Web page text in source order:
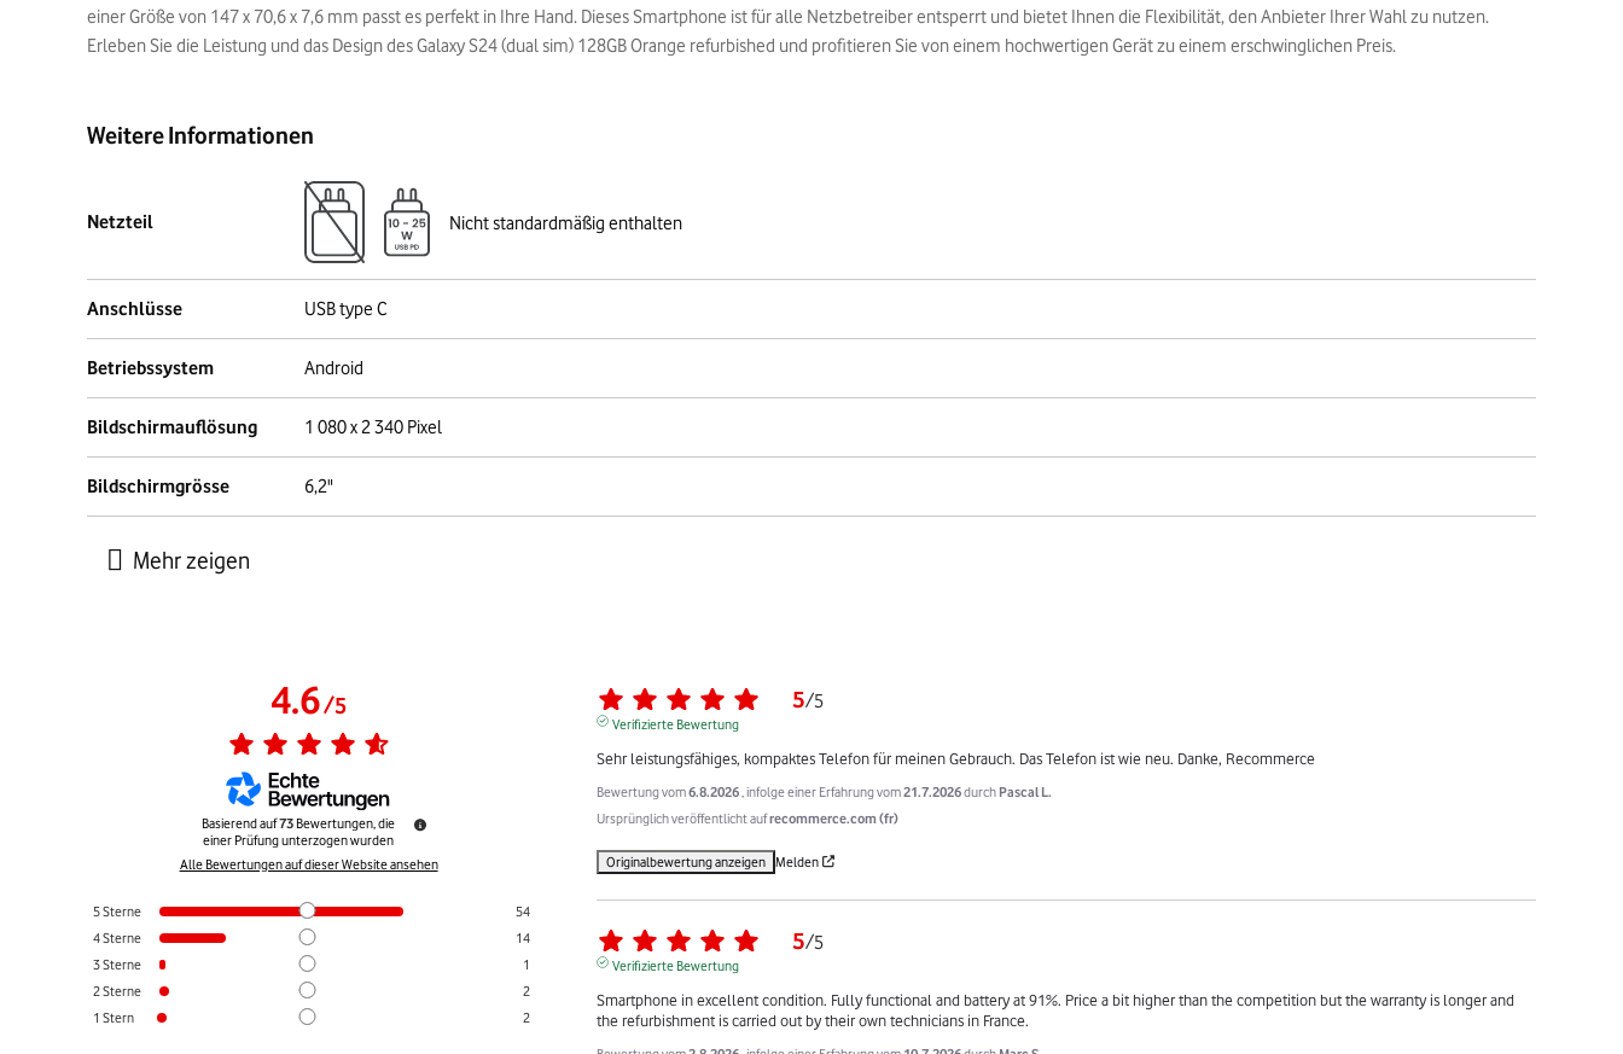
einer Größe von 147 x 70,6 x 7,6 mm passt es perfekt in Ihre Hand. Dieses Smartphone ist für alle Netzbetreiber entsperrt und bietet Ihnen die Flexibilität, den Anbieter Ihrer Wahl zu nutzen.
Erleben Sie die Leistung und das Design des Galaxy S24 (dual sim) 128GB Orange refurbished und profitieren Sie von einem hochwertigen Gerät zu einem erschwinglichen Preis.
Weitere Informationen
Netzteil Nicht standardmäßig enthalten
Anschlüsse USB type C
Betriebssystem Android
Bildschirmauflösung 1 080 x 2 340 Pixel
Bildschirmgrösse 6,2"
4.6/5
Basierend auf73 Bewertungen, die
einer Prüfung unterzogen wurden
Alle Bewertungen auf dieser Website ansehen
5Sterne
54
4Sterne
14
3Sterne
1
2Sterne
2
1 Stern 2
5/5
Verifizierte Bewertung
Sehr leistungsfähiges, kompaktes Telefon für meinen Gebrauch. Das Telefon ist wie neu. Danke, Recommerce
Bewertung vom6.8.2026 , infolge einer Erfahrung vom21.7.2026durch Pascal L.
Ursprünglich veröffentlicht aufrecommerce.com (fr)
Originalbewertung anzeigen Melden
5/5
Verifizierte Bewertung
Smartphone in excellent condition. Fully functional and battery at 91%. Price a bit higher than the competition but the warranty is longer and
the refurbishment is carried out by their own technicians in France.